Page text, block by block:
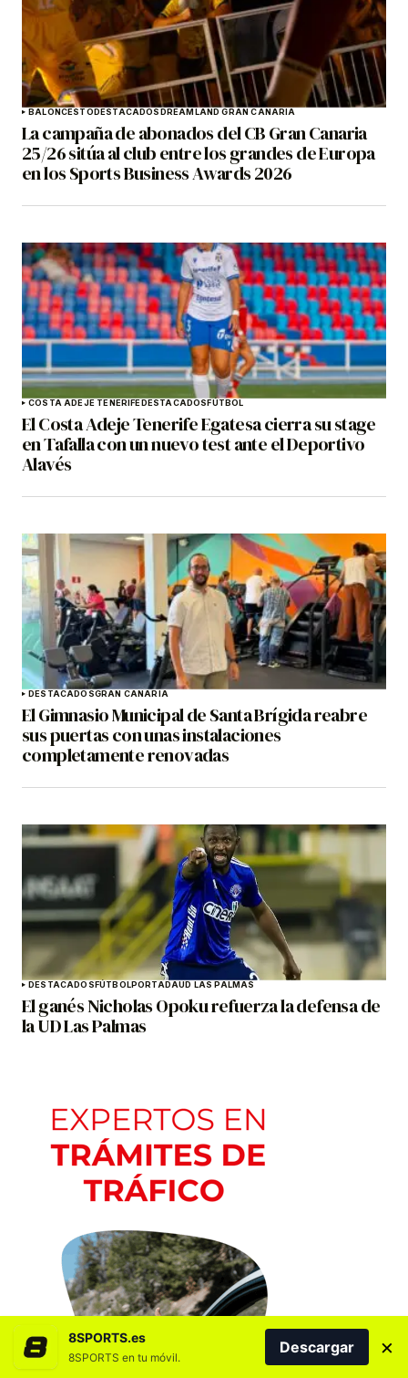
BALONCESTODESTACADOSDREAMLAND GRAN CANARIA
La campaña de abonados del CB Gran Canaria
25/26 sitúa al club entre los grandes de Europa
en los Sports Business Awards 2026
COSTA ADEJE TENERIFEDESTACADOSFÚTBOL
El Costa Adeje Tenerife Egatesa cierra su stage
en Tafalla con un nuevo test ante el Deportivo
Alavés
DESTACADOSGRAN CANARIA
El Gimnasio Municipal de Santa Brígida reabre
sus puertas con unas instalaciones
completamente renovadas
DESTACADOSFÚTBOLPORTADAUD LAS PALMAS
El ganés Nicholas Opoku refuerza la defensa de
la UD Las Palmas
8SPORTS.es
8SPORTS en tu móvil.
Descargar ×